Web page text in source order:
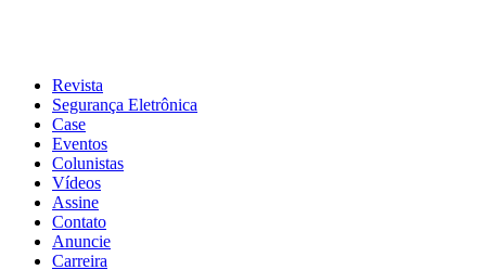
Revista
Segurança Eletrônica
Case
Eventos
Colunistas
Vídeos
Assine
Contato
Anuncie
Carreira